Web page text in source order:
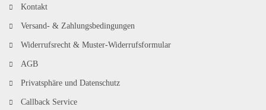
Kontakt
Versand- & Zahlungsbedingungen
Widerrufsrecht & Muster-Widerrufsformular
AGB
Privatsphäre und Datenschutz
Callback Service